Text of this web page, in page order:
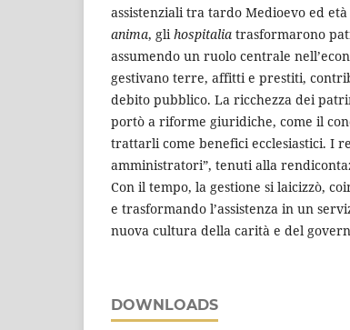
assistenziali tra tardo Medioevo ed
anima, glihospitalia trasformarono
assumendo un ruolo centrale
gestivano terre, affitti e prestiti,
debito pubblico. La ricchezza dei
portò a riforme giuridiche, come il
trattarli come benefici ecclesiastici. I
amministratori”, tenuti alla
Con il tempo, la gestione si laicizzò,
e trasformando l’assistenza in un
nuova cultura della carità e del
DOWNLOADS